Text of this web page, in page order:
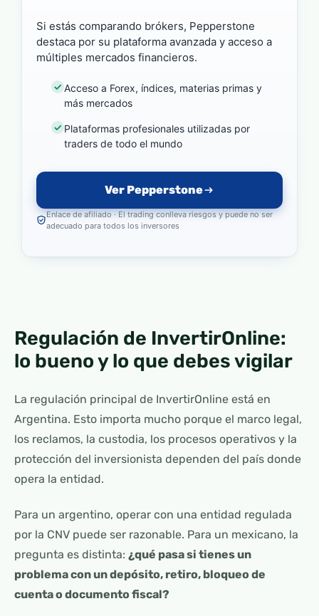
Si estás comparando brókers, Pepperstone
destaca por su plataforma avanzada y acceso a
múltiples mercados financieros.
Acceso a Forex, índices, materias primas y
más mercados
Plataformas profesionales utilizadas por
traders de todo el mundo
Ver Pepperstone
Enlace de afiliado · El trading conlleva riesgos y puede no ser
adecuado para todos los inversores
Regulación de InvertirOnline:
lo bueno y lo que debes vigilar
La regulación principal de InvertirOnline está en
Argentina. Esto importa mucho porque el marco legal,
los reclamos, la custodia, los procesos operativos y la
protección del inversionista dependen del país donde
opera la entidad.
Para un argentino, operar con una entidad regulada
por la CNV puede ser razonable. Para un mexicano, la
pregunta es distinta: ¿qué pasa si tienes un
problema con un depósito, retiro, bloqueo de
cuenta o documento fiscal?